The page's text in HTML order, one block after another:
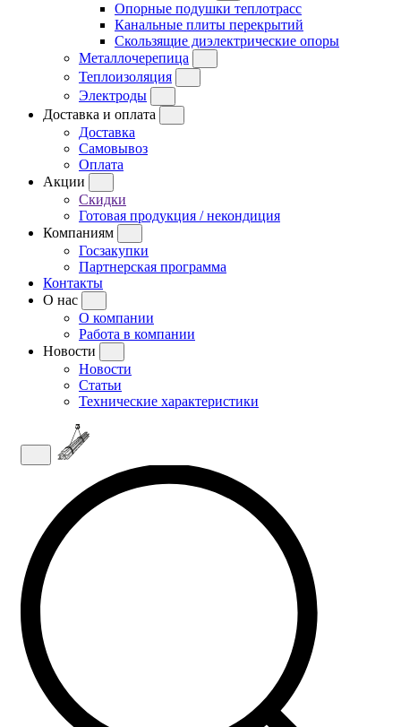
Опорные подушки теплотрасс
Канальные плиты перекрытий
Скользящие диэлектрические опоры
Металлочерепица
Теплоизоляция
Электроды
Доставка и оплата
Доставка
Самовывоз
Оплата
Акции
Скидки
Готовая продукция / некондиция
Компаниям
Госзакупки
Партнерская программа
Контакты
О нас
О компании
Работа в компании
Новости
Новости
Статьи
Технические характеристики